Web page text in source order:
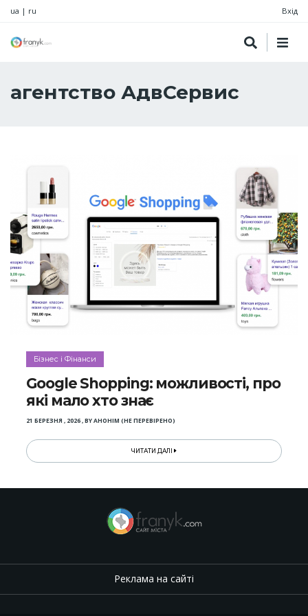
ua | ru Вхід
агентство АдвСервис
Бізнес і Фінанси
Google Shopping: можливості, про
які мало хто знає
21 БЕРЕЗНЯ , 2026,BYАНОНІМ (НЕ ПЕРЕВІРЕНО)
ЧИТАТИ ДАЛІ
Реклама на сайті